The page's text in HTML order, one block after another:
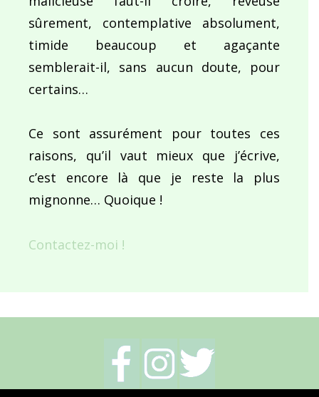
sûrement, contemplative absolument,
timide beaucoup et agaçante
semblerait-il, sans aucun doute, pour
certains…
Ce sont assurément pour toutes ces
raisons, qu’il vaut mieux que j’écrive,
c’est encore là que je reste la plus
mignonne… Quoique !
Contactez-moi !